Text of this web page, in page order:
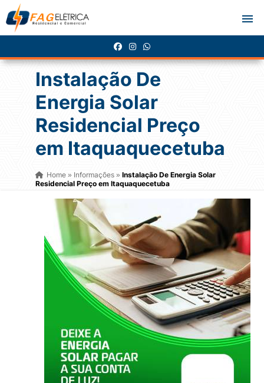
Instalação De
Energia Solar
Residencial Preço
em Itaquaquecetuba
Home» Informações » Instalação De Energia Solar
Residencial Preço em Itaquaquecetuba